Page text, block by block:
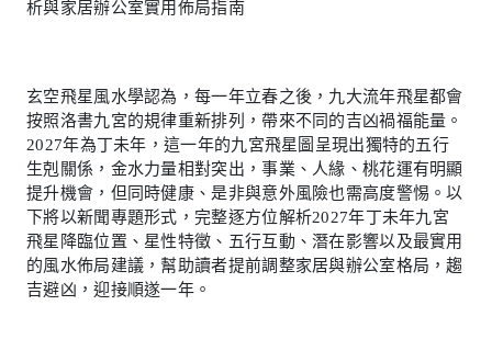
析與家居辦公室實用佈局指南
玄空飛星風水學認為，每一年立春之後，九大流年飛星都會
按照洛書九宮的規律重新排列，帶來不同的吉凶禍福能量。
2027年為丁未年，這一年的九宮飛星圖呈現出獨特的五行
生剋關係，金水力量相對突出，事業、人緣、桃花運有明顯
提升機會，但同時健康、是非與意外風險也需高度警惕。以
下將以新聞專題形式，完整逐方位解析2027年丁未年九宮
飛星降臨位置、星性特徵、五行互動、潛在影響以及最實用
的風水佈局建議，幫助讀者提前調整家居與辦公室格局，趨
吉避凶，迎接順遂一年。